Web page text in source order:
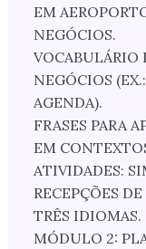
EM
NEGÓCIOS.
VOCABULÁRIO
NEGÓCIOS
AGENDA).
FRASES PARA
EM
ATIVIDADES:
RECEPÇÕES
TRÊS IDIOMAS.
MÓDULO 2: